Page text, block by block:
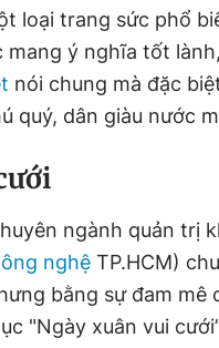
loại trang sức phổ
mang ý nghĩa tốt
nói chung mà đặc
quý, dân giàu nước
ngành quản trị
nghệ TP.HCM)
bằng sự đam mê
"Ngày xuân vui